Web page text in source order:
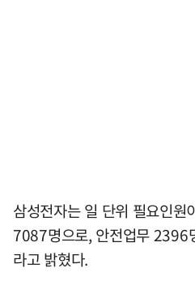
삼성전자는 일 단위 필요인원
7087명으로, 안전업무 2396
라고 밝혔다.